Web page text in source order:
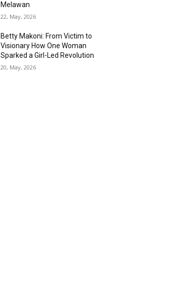
Melawan
22, May, 2026
Betty Makoni: From Victim to
Visionary How One Woman
Sparked a Girl-Led Revolution
20, May, 2026